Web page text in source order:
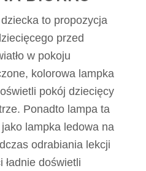
to propozycja
przed
w pokoju
kolorowa lampka
pokój dziecięcy
Ponadto lampa ta
lampka ledowa na
odrabiania lekcji
ładnie doświetli